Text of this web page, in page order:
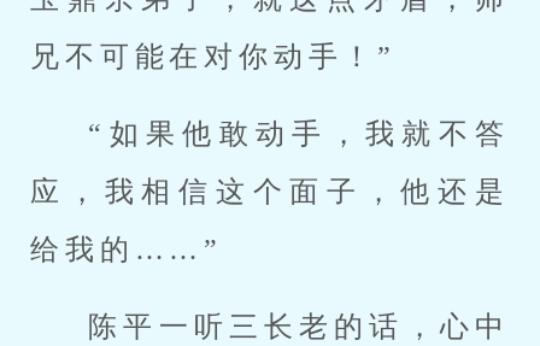
兄不可能在对你动手！”
“如果他敢动手，我就不答
应，我相信这个面子，他还是
给我的……”
陈平一听三长老的话，心中